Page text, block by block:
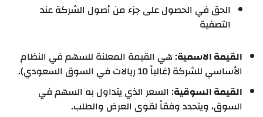
الحق في الحصول على جزء من أصول الشركة عند
التصفية
القيمة الاسمية: هي القيمة المعلنة للسهم في النظام
الأساسي للشركة (غالباً 10 ريالات في السوق السعودي).
القيمة السوقية: السعر الذي يتداول به السهم في
السوق، ويتحدد وفقاً لقوى العرض والطلب.